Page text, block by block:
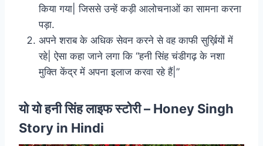
किया गया| जिससे उन्हें कड़ी आलोचनाओं का सामना करना
पड़ा.
अपने शराब के अधिक सेवन करने से वह काफी सुर्ख़ियों में
रहे| ऐसा कहा जाने लगा कि “हनी सिंह चंडीगढ़ के नशा
मुक्ति केंद्र में अपना इलाज करवा रहे हैं|”
यो यो हनी सिंह लाइफ स्टोरी – Honey Singh
Story in Hindi